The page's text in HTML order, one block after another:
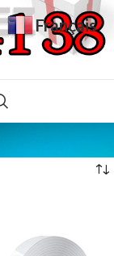
Français